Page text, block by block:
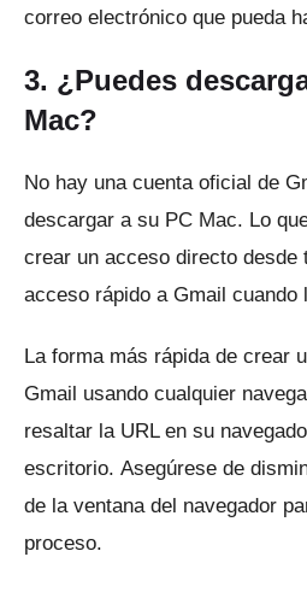
correo electrónico que pueda
3. ¿Puedes
Mac?
No hay una cuenta oficial de
descargar a su PC Mac. Lo
crear un acceso directo desde
acceso rápido a Gmail cuando
La forma más rápida de crear
Gmail usando cualquier
resaltar la URL en su
escritorio. Asegúrese de
de la ventana del navegador
proceso.